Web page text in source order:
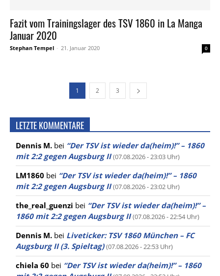
Fazit vom Trainingslager des TSV 1860 in La Manga
Januar 2020
Stephan Tempel - 21. Januar 2020 0
1 2 3
LETZTE KOMMENTARE
Dennis M. bei “Der TSV ist wieder da(heim)!” – 1860
mit 2:2 gegen Augsburg II (07.08.2026 - 23:03 Uhr)
LM1860 bei “Der TSV ist wieder da(heim)!” – 1860
mit 2:2 gegen Augsburg II (07.08.2026 - 23:02 Uhr)
the_real_guenzi bei “Der TSV ist wieder da(heim)!” –
1860 mit 2:2 gegen Augsburg II (07.08.2026 - 22:54 Uhr)
Dennis M. bei Liveticker: TSV 1860 München – FC
Augsburg II (3. Spieltag) (07.08.2026 - 22:53 Uhr)
chiela 60 bei “Der TSV ist wieder da(heim)!” – 1860